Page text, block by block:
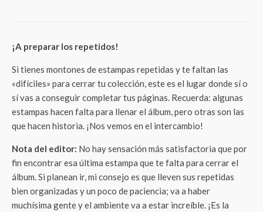
¡A preparar los repetidos!
Si tienes montones de estampas repetidas y te faltan las
«difíciles» para cerrar tu colección, este es el lugar donde sí o
sí vas a conseguir completar tus páginas. Recuerda: algunas
estampas hacen falta para llenar el álbum, pero otras son las
que hacen historia. ¡Nos vemos en el intercambio!
Nota del editor: No hay sensación más satisfactoria que por
fin encontrar esa última estampa que te falta para cerrar el
álbum. Si planean ir, mi consejo es que lleven sus repetidas
bien organizadas y un poco de paciencia; va a haber
muchísima gente y el ambiente va a estar increíble. ¡Es la